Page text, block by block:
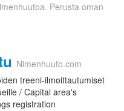
Perusta oman
Nimenhuuto.com
treeni-ilmoittautumiset
/ Capital area's
registration